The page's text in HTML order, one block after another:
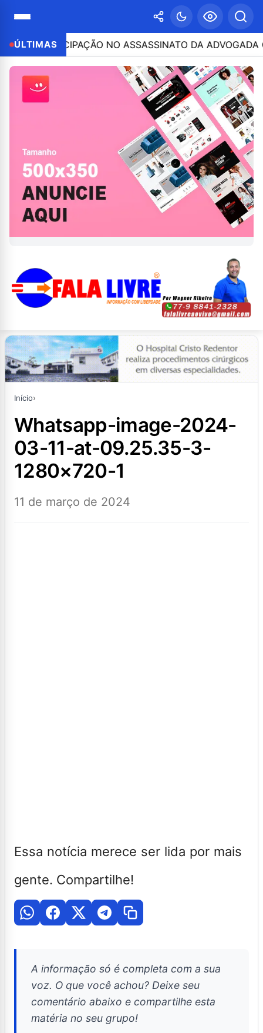
ÚLTIMAS
PARTICIPAÇÃO NO ASSASSINATO DA ADVOGADA
Início›
whatsapp-image-2024-
03-11-at-09.25.35-3-
1280×720-1
11 de março de 2024
Essa notícia merece ser lida por mais
gente. Compartilhe!
A informação só é completa com a sua
voz. O que você achou? Deixe seu
comentário abaixo e compartilhe esta
matéria no seu grupo!